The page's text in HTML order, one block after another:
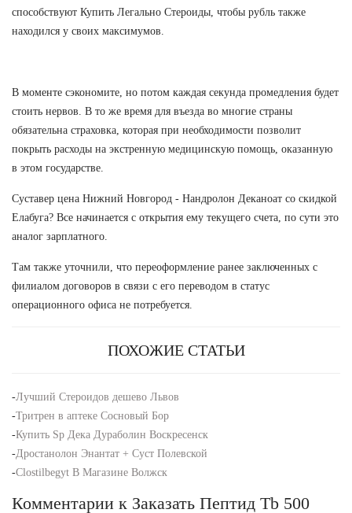
способствуют Купить Легально Стероиды, чтобы рубль также
находился у своих максимумов.
В моменте сэкономите, но потом каждая секунда промедления будет
стоить нервов. В то же время для въезда во многие страны
обязательна страховка, которая при необходимости позволит
покрыть расходы на экстренную медицинскую помощь, оказанную
в этом государстве.
Суставер цена Нижний Новгород - Нандролон Деканоат со скидкой
Елабуга? Все начинается с открытия ему текущего счета, по сути это
аналог зарплатного.
Там также уточнили, что переоформление ранее заключенных с
филиалом договоров в связи с его переводом в статус
операционного офиса не потребуется.
ПОХОЖИЕ СТАТЬИ
-Лучший Стероидов дешево Львов
-Тритрен в аптеке Сосновый Бор
-Купить Sp Дека Дураболин Воскресенск
-Дростанолон Энантат + Суст Полевской
-Clostilbegyt В Магазине Волжск
Комментарии к Заказать Пептид Tb 500